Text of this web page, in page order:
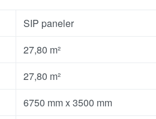
SIP paneler
27,80 m²
27,80 m²
6750 mm x 3500 mm